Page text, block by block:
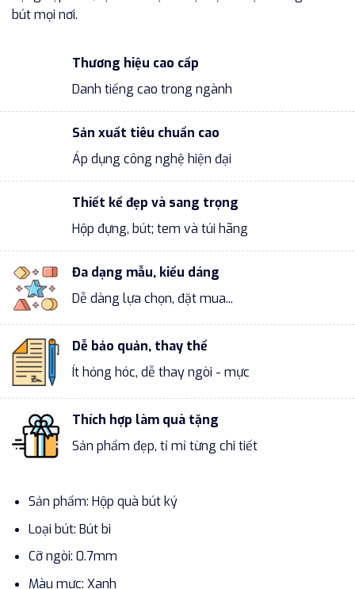
bút mọi nơi.
Thương hiệu cao cấp
Danh tiếng cao trong ngành
Sản xuất tiêu chuẩn cao
Áp dụng công nghệ hiện đại
Thiết kế đẹp và sang trọng
Hộp đựng, bút; tem và túi hãng
Đa dạng mẫu, kiểu dáng
Dễ dàng lựa chọn, đặt mua...
Dễ bảo quản, thay thế
Ít hỏng hóc, dễ thay ngòi - mực
Thích hợp làm quà tặng
Sản phẩm đẹp, tỉ mỉ từng chi tiết
Sản phẩm: Hộp quà bút ký
Loại bút: Bút bi
Cỡ ngòi: 0.7mm
Màu mực: Xanh